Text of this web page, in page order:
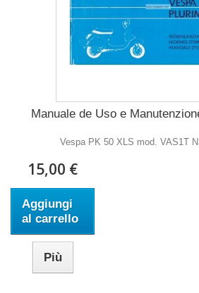
Manuale de Uso e
Vespa PK 50 XLS mod. VAS1T
15,00 €
Aggiungi
al carrello
Più